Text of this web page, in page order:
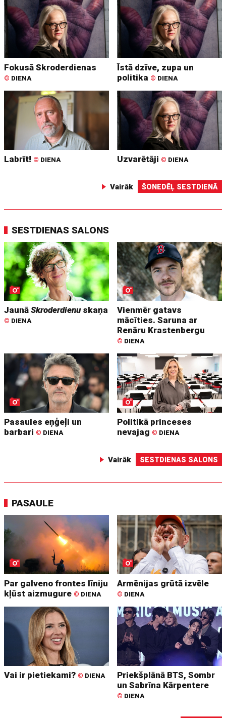
Fokusā Skroderdienas
© DIENA
Īstā dzīve, zupa un
politika © DIENA
Labrīt! © DIENA Uzvarētāji © DIENA
Vairāk ŠONEDĒĻ SESTDIENĀ
SESTDIENAS SALONS
JaunāSkroderdienuskaņa
© DIENA
Vienmēr gatavs
mācīties. Saruna ar
Renāru Krastenbergu
© DIENA
Pasaules eņģeļi un
barbari © DIENA
Politikā princeses
nevajag © DIENA
Vairāk SESTDIENAS SALONS
PASAULE
Par galveno frontes līniju
kļūst aizmugure © DIENA
Armēnijas grūtā izvēle
© DIENA
Vai ir pietiekami? © DIENA
Priekšplānā BTS, Sombr
un Sabrīna Kārpentere
© DIENA